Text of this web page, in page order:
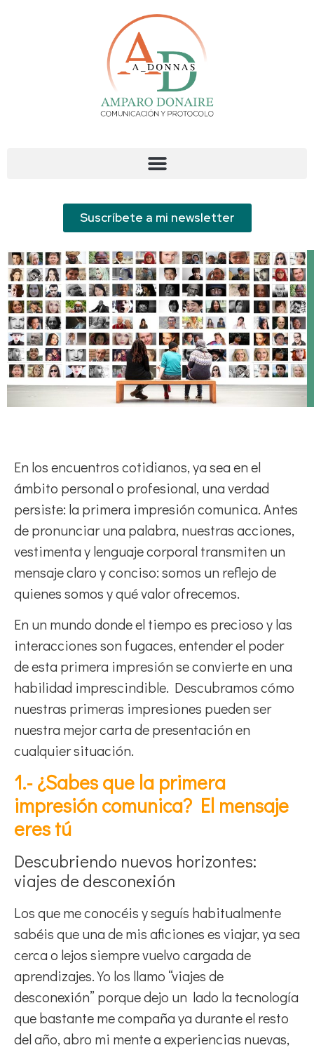
Suscríbete a mi newsletter
En los encuentros cotidianos, ya sea en el
ámbito personal o profesional, una verdad
persiste: la primera impresión comunica. Antes
de pronunciar una palabra, nuestras acciones,
vestimenta y lenguaje corporal transmiten un
mensaje claro y conciso: somos un reflejo de
quienes somos y qué valor ofrecemos.
En un mundo donde el tiempo es precioso y las
interacciones son fugaces, entender el poder
de esta primera impresión se convierte en una
habilidad imprescindible. Descubramos cómo
nuestras primeras impresiones pueden ser
nuestra mejor carta de presentación en
cualquier situación.
1.- ¿Sabes que la primera
impresión comunica? El mensaje
eres tú
Descubriendo nuevos horizontes:
viajes de desconexión
Los que me conocéis y seguís habitualmente
sabéis que una de mis aficiones es viajar, ya sea
cerca o lejos siempre vuelvo cargada de
aprendizajes. Yo los llamo “viajes de
desconexión” porque dejo un lado la tecnología
que bastante me compaña ya durante el resto
del año, abro mi mente a experiencias nuevas,